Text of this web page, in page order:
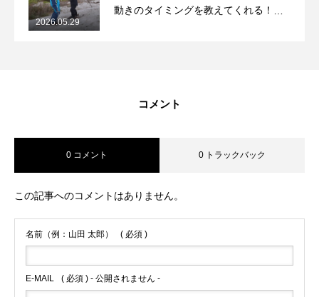
動きのタイミングを教えてくれる！
2026.05.29
コメント
0 コメント 0 トラックバック
この記事へのコメントはありません。
名前（例：山田 太郎） ( 必須 )
E-MAIL ( 必須 ) - 公開されません -